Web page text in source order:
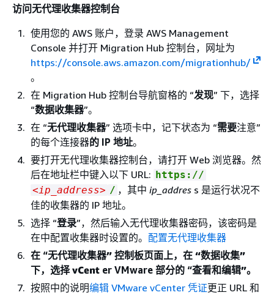
访问无代理收集器控制台
使用您的 AWS 账户，登录 AWS Management
Console 并打开 Migration Hub 控制台，网址为
https://console.aws.amazon.com/migrationhub/
。
在 Migration Hub 控制台导航窗格的 “发现” 下，选择
“数据收集器”。
在 “无代理收集器” 选项卡中，记下状态为 “需要注意”
的每个连接器的 IP 地址。
要打开无代理收集器控制台，请打开 Web 浏览器。然
后在地址栏中键入以下 URL: https://
<ip_address> / ，其中 ip_addres s 是运行状况不
佳的收集器的 IP 地址。
选择 “登录”，然后输入无代理收集器密码，该密码是
在中配置收集器时设置的。 配置无代理收集器
在 “无代理收集器” 控制板页面上，在 “数据收集”
下，选择 vCent er VMware 部分的 “查看和编辑”。
按照中的说明编辑 VMware vCenter 凭证更正 URL 和